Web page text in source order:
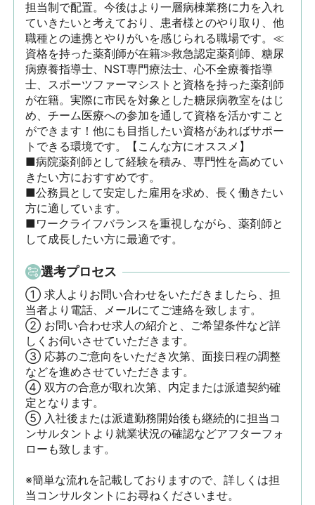
担当制で配置。今後はより一層病棟業務に力を入れ
ていきたいと考えており、患者様とのやり取り、他
職種との連携とやりがいを感じられる職場です。≪
資格を持った薬剤師が在籍≫救急認定薬剤師、糖尿
病療養指導士、NST専門療法士、心不全療養指導
士、スポーツファーマシストと資格を持った薬剤師
が在籍。実際に市民を対象とした糖尿病教室をはじ
め、チーム医療への参加を通して資格を活かすこと
ができます！他にも目指したい資格があればサポー
トできる環境です。【こんな方にオススメ】
■病院薬剤師として経験を積み、専門性を高めてい
きたい方におすすめです。
■公務員として安定した雇用を求め、長く働きたい
方に適しています。
■ワークライフバランスを重視しながら、薬剤師と
して成長したい方に最適です。
選考プロセス
① 求人よりお問い合わせをいただきましたら、担
当者より電話、メールにてご連絡を致します。
② お問い合わせ求人の紹介と、ご希望条件など詳
しくお伺いさせていただきます。
③ 応募のご意向をいただき次第、面接日程の調整
などを進めさせていただきます。
④ 双方の合意が取れ次第、内定または派遣契約確
定となります。
⑤ 入社後または派遣勤務開始後も継続的に担当コ
ンサルタントより就業状況の確認などアフターフォ
ローも致します。
※簡単な流れを記載しておりますので、詳しくは担
当コンサルタントにお尋ねくださいませ。